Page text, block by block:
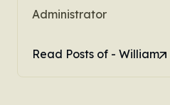
Administrator
Read Posts of - William